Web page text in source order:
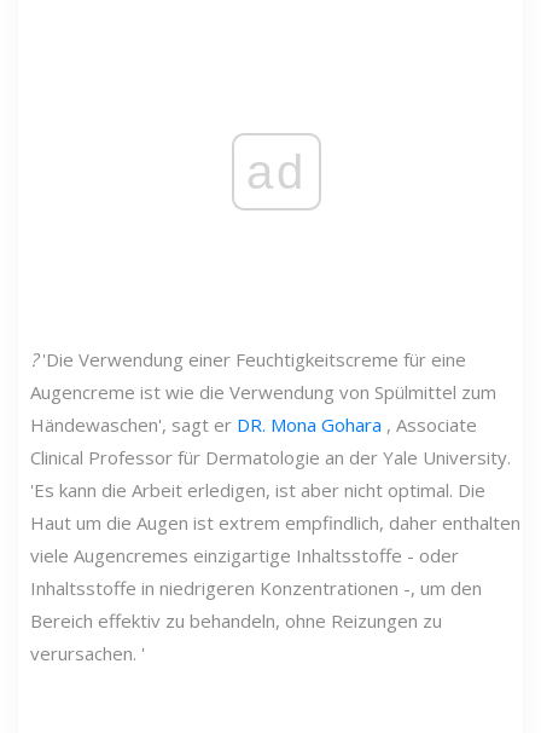
ad
?'Die Verwendung einer Feuchtigkeitscreme für eine
Augencreme ist wie die Verwendung von Spülmittel zum
Händewaschen', sagt er DR. Mona Gohara , Associate
Clinical Professor für Dermatologie an der Yale University.
'Es kann die Arbeit erledigen, ist aber nicht optimal. Die
Haut um die Augen ist extrem empfindlich, daher enthalten
viele Augencremes einzigartige Inhaltsstoffe - oder
Inhaltsstoffe in niedrigeren Konzentrationen -, um den
Bereich effektiv zu behandeln, ohne Reizungen zu
verursachen. '